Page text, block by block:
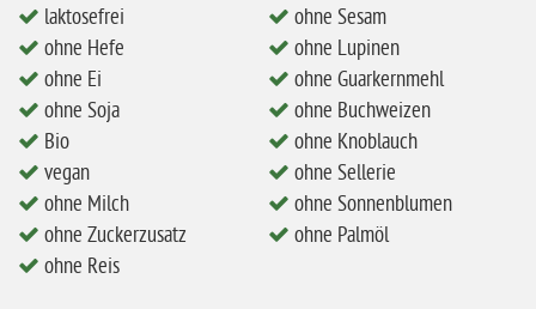
ohne Mais
ohne Senf
ohne Sesam
ohne Lupinen
ohne Guarkernmehl
ohne Buchweizen
ohne Vanille
laktosefrei
ohne Hefe
ohne Ei
ohne Soja
Bio
vegan
ohne Milch
ohne Zuckerzusatz
ohne Reis
ohne Sesam
ohne Lupinen
ohne Guarkernmehl
ohne Buchweizen
ohne Knoblauch
ohne Sellerie
ohne Sonnenblumen
ohne Palmöl